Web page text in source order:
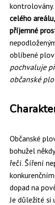
kontrolovány.
celého
příjemné
oblíbené
pochvaluje
občanské
Občanské
bohužel
řečí. Šíření
dopad na
Je důležité si